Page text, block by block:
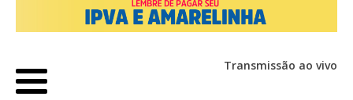
Transmissão ao vivo